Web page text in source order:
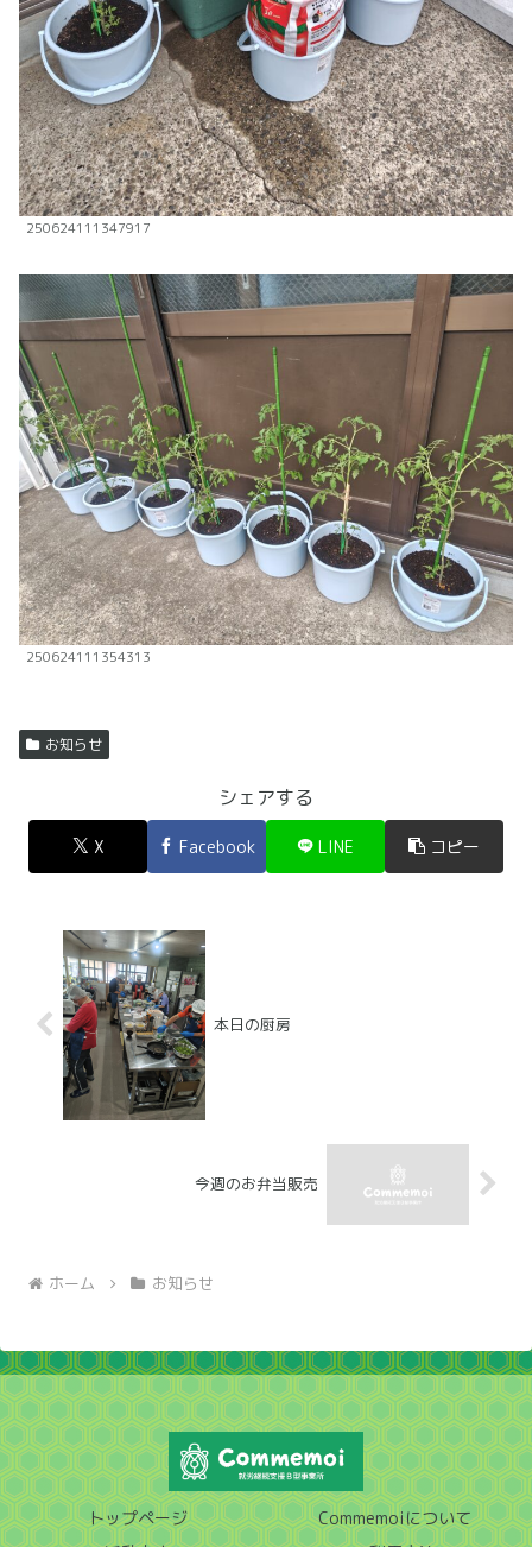
250624111347917
250624111354313
お知らせ
シェアする
X Facebook LINE コピー
本日の厨房
今週のお弁当販売
ホーム お知らせ
トップページ
Commemoiについて